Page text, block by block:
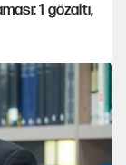
1 gözaltı,